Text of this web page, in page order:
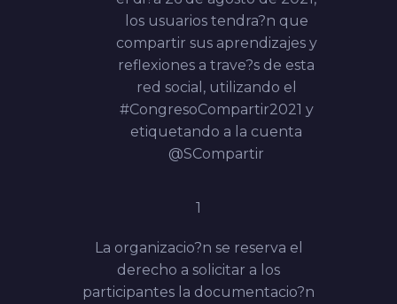
los usuarios tendra?n que
compartir sus aprendizajes y
reflexiones a trave?s de esta
red social, utilizando el
#CongresoCompartir2021 y
etiquetando a la cuenta
@SCompartir
1
La organizacio?n se reserva el
derecho a solicitar a los
participantes la documentacio?n